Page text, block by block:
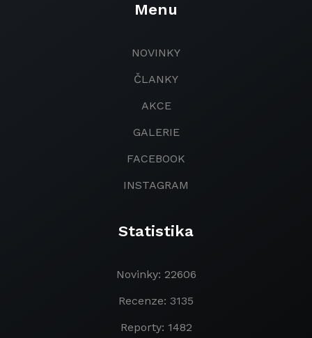
Menu
NOVINKY
ČLANKY
AKCE
GALERIE
FACEBOOK
INSTAGRAM
Statistika
Novinky: 22606
Recenze: 3135
Reporty: 1482